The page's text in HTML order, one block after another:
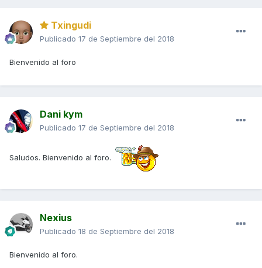
Txingudi
Publicado 17 de Septiembre del 2018
Bienvenido al foro
Dani kym
Publicado 17 de Septiembre del 2018
Saludos. Bienvenido al foro.
Nexius
Publicado 18 de Septiembre del 2018
Bienvenido al foro.